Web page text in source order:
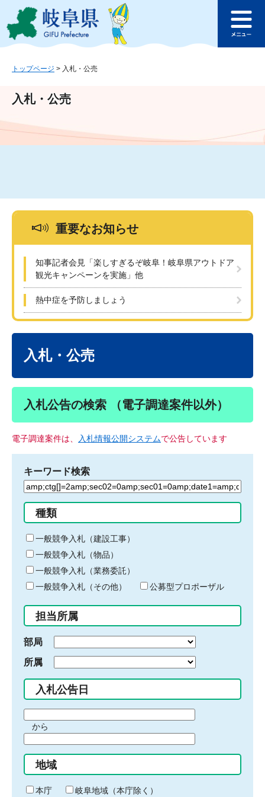
ジ
ュ
文
このページの本文へ
ュ
トップページ > 入札・公売
入札・公売
重要なお知らせ
知事記者会見「楽しすぎるぞ岐阜！岐阜県アウトドア
観光キャンペーンを実施」他
熱中症を予防しましょう
入札・公売
入札公告の検索 （電子調達案件以外）
電子調達案件は、 入札情報公開システムで公告しています
キーワード検索
検
る
キ
ー
ワ
ー
ド
入
力
種類
一般競争入札（建設工事）
一般競争入札（物品）
一般競争入札（業務委託）
一般競争入札（その他）
公募型プロポーザル
担当所属
部局
所属
入札公告日
間
始
り
から
間
終
わ
地域
本庁
岐阜地域（本庁除く）